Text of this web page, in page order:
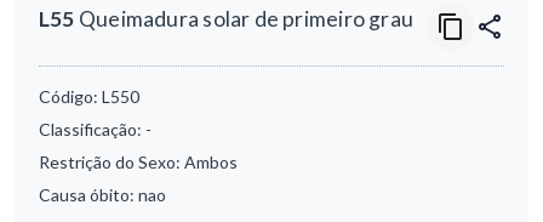
L55 Queimadura solar de primeiro grau
Código: L550
Classificação: -
Restrição do Sexo: Ambos
Causa óbito: nao